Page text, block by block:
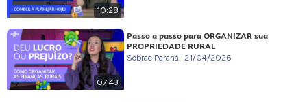
10:28
07:43
Passo a passo para ORGANIZAR sua
PROPRIEDADE RURAL
Sebrae Paraná 21/04/2026